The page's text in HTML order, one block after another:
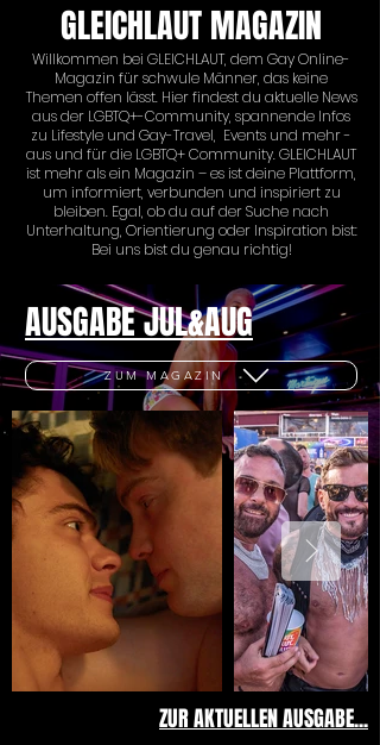
GLEICHLAUT MAGAZIN
Willkommen bei GLEICHLAUT, dem Gay Online-
Magazin für schwule Männer, das keine
Themen offen lässt. Hier findest du aktuelle News
aus der LGBTQ+-Community, spannende Infos
zu Lifestyle und Gay-Travel, Events und mehr -
aus und für die LGBTQ+ Community. GLEICHLAUT
ist mehr als ein Magazin – es ist deine Plattform,
um informiert, verbunden und inspiriert zu
bleiben. Egal, ob du auf der Suche nach
Unterhaltung, Orientierung oder Inspiration bist:
Bei uns bist du genau richtig!
AUSGABE JUL&AUG
ZUM MAGAZIN
ZUR AKTUELLEN AUSGABE...